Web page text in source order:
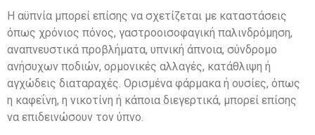
Η αϋπνία μπορεί επίσης να σχετίζεται με καταστάσεις
όπως χρόνιος πόνος, γαστροοισοφαγική παλινδρόμηση,
αναπνευστικά προβλήματα, υπνική άπνοια, σύνδρομο
ανήσυχων ποδιών, ορμονικές αλλαγές, κατάθλιψη ή
αγχώδεις διαταραχές. Ορισμένα φάρμακα ή ουσίες, όπως
η καφεΐνη, η νικοτίνη ή κάποια διεγερτικά, μπορεί επίσης
να επιδεινώσουν τον ύπνο.